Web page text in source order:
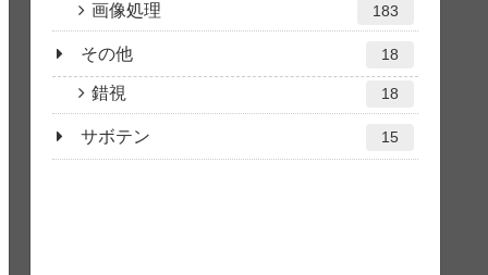
画像処理 183
その他 18
錯視 18
サボテン 15